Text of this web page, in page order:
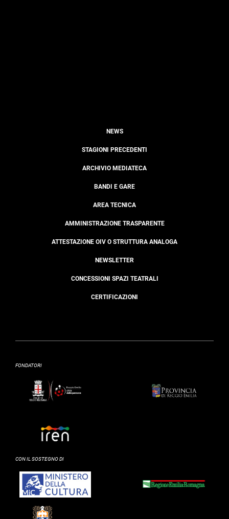
NEWS
STAGIONI PRECEDENTI
ARCHIVIO MEDIATECA
BANDI E GARE
AREA TECNICA
AMMINISTRAZIONE TRASPARENTE
ATTESTAZIONE OIV O STRUTTURA ANALOGA
NEWSLETTER
CONCESSIONI SPAZI TEATRALI
CERTIFICAZIONI
FONDATORI
CON IL SOSTEGNO DI